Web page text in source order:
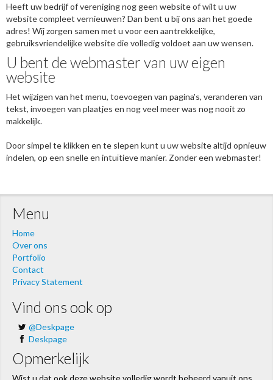
Privacy Statement
Heeft uw bedrijf of vereniging nog geen website of wilt u uw
website compleet vernieuwen? Dan bent u bij ons aan het goede
adres! Wij zorgen samen met u voor een aantrekkelijke,
gebruiksvriendelijke website die volledig voldoet aan uw wensen.
U bent de webmaster van uw eigen
website
Het wijzigen van het menu, toevoegen van pagina's, veranderen van
tekst, invoegen van plaatjes en nog veel meer was nog nooit zo
makkelijk.
Door simpel te klikken en te slepen kunt u uw website altijd opnieuw
indelen, op een snelle en intuïtieve manier. Zonder een webmaster!
Menu
Home
Over ons
Portfolio
Contact
Privacy Statement
Vind ons ook op
@Deskpage
Deskpage
Opmerkelijk
Wist u dat ook deze website volledig wordt beheerd vanuit ons